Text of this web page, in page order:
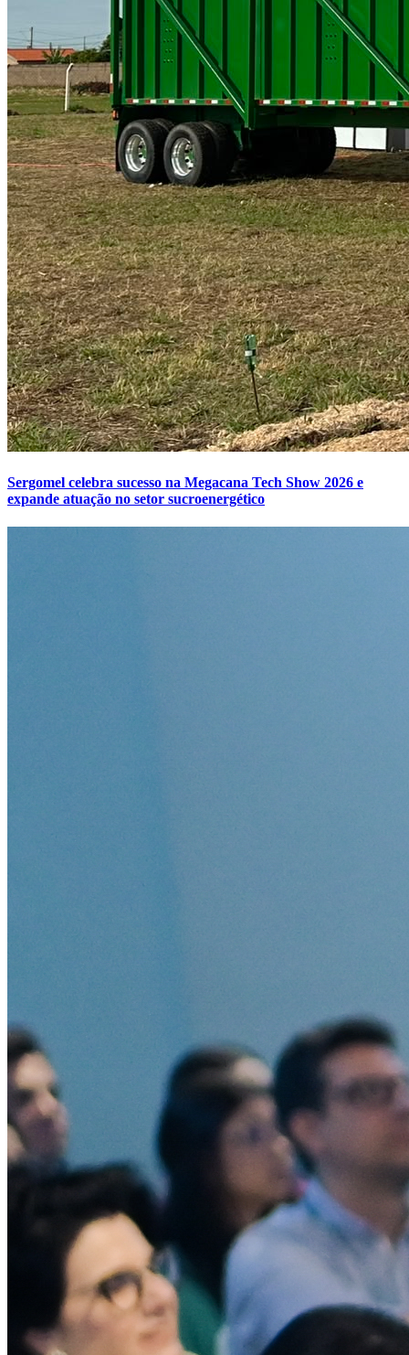
Sergomel celebra sucesso na Megacana Tech Show 2026 e
expande atuação no setor sucroenergético